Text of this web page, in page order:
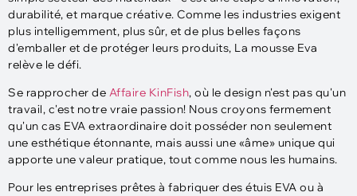
durabilité, et marque créative. Comme les industries exigent
plus intelligemment, plus sûr, et de plus belles façons
d'emballer et de protéger leurs produits, La mousse Eva
relève le défi.
Se rapprocher de Affaire KinFish, où le design n'est pas qu'un
travail, c'est notre vraie passion! Nous croyons fermement
qu'un cas EVA extraordinaire doit posséder non seulement
une esthétique étonnante, mais aussi une «âme» unique qui
apporte une valeur pratique, tout comme nous les humains.
Pour les entreprises prêtes à fabriquer des étuis EVA ou à